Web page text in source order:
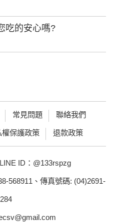
吃的安心嗎?
常見問題 聯絡我們
權保護政策 退款政策
ID：@133rspzg
568911、傳真號碼: (04)2691-